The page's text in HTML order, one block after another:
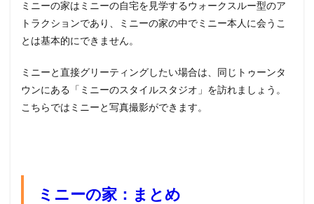
ミニーの家はミニーの自宅を見学するウォークスルー型のア
トラクションであり、ミニーの家の中でミニー本人に会うこ
とは基本的にできません。
ミニーと直接グリーティングしたい場合は、同じトゥーンタ
ウンにある「ミニーのスタイルスタジオ」を訪れましょう。
こちらではミニーと写真撮影ができます。
ミニーの家：まとめ